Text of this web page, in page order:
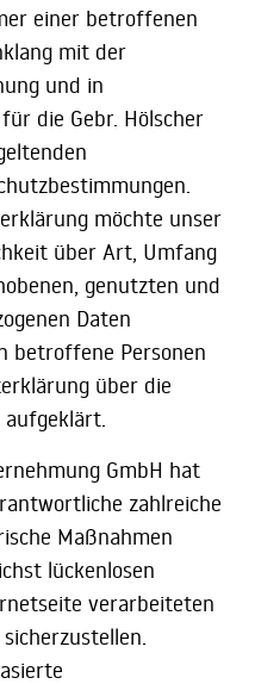
einer betroffenen
mit der
und in
die Gebr. Hölscher
möchte unser
über Art, Umfang
genutzten und
Daten
betroffene Personen
über die
GmbH hat
zahlreiche
Maßnahmen
lückenlosen
verarbeiteten